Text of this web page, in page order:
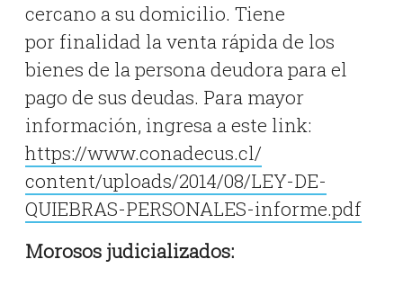
cercano a su domicilio. Tiene
por finalidad la venta rápida de los
bienes de la persona deudora para el
pago de sus deudas. Para mayor
información, ingresa a este link:
https://www.conadecus.cl/
content/uploads/2014/08/LEY-DE-
QUIEBRAS-PERSONALES-informe.pdf
Morosos judicializados: